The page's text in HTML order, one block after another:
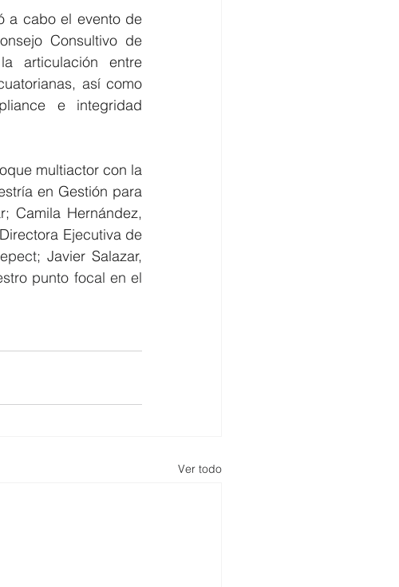
a cabo el evento de
Consultivo de
articulación entre
así como
e integridad
multiactor con la
en Gestión para
Camila Hernández,
Ejecutiva de
; Javier Salazar,
punto focal en el
Ver todo